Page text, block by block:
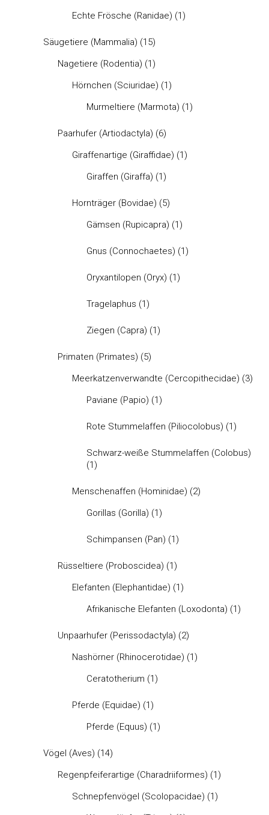
Echte Frösche (Ranidae) (1)
Säugetiere (Mammalia) (15)
Nagetiere (Rodentia) (1)
Hörnchen (Sciuridae) (1)
Murmeltiere (Marmota) (1)
Paarhufer (Artiodactyla) (6)
Giraffenartige (Giraffidae) (1)
Giraffen (Giraffa) (1)
Hornträger (Bovidae) (5)
Gämsen (Rupicapra) (1)
Gnus (Connochaetes) (1)
Oryxantilopen (Oryx) (1)
Tragelaphus (1)
Ziegen (Capra) (1)
Primaten (Primates) (5)
Meerkatzenverwandte (Cercopithecidae) (3)
Paviane (Papio) (1)
Rote Stummelaffen (Piliocolobus) (1)
Schwarz-weiße Stummelaffen (Colobus)
(1)
Menschenaffen (Hominidae) (2)
Gorillas (Gorilla) (1)
Schimpansen (Pan) (1)
Rüsseltiere (Proboscidea) (1)
Elefanten (Elephantidae) (1)
Afrikanische Elefanten (Loxodonta) (1)
Unpaarhufer (Perissodactyla) (2)
Nashörner (Rhinocerotidae) (1)
Ceratotherium (1)
Pferde (Equidae) (1)
Pferde (Equus) (1)
Vögel (Aves) (14)
Regenpfeiferartige (Charadriiformes) (1)
Schnepfenvögel (Scolopacidae) (1)